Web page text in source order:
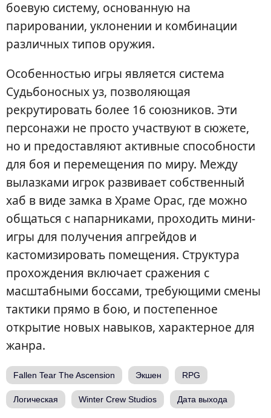
боевую систему, основанную на
парировании, уклонении и комбинации
различных типов оружия.
Особенностью игры является система
Судьбоносных уз, позволяющая
рекрутировать более 16 союзников. Эти
персонажи не просто участвуют в сюжете,
но и предоставляют активные способности
для боя и перемещения по миру. Между
вылазками игрок развивает собственный
хаб в виде замка в Храме Орас, где можно
общаться с напарниками, проходить мини-
игры для получения апгрейдов и
кастомизировать помещения. Структура
прохождения включает сражения с
масштабными боссами, требующими смены
тактики прямо в бою, и постепенное
открытие новых навыков, характерное для
жанра.
Fallen Tear The Ascension Экшен RPG
Логическая Winter Crew Studios Дата выхода